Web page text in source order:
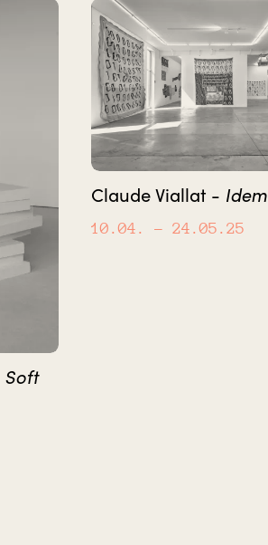
Soft
Claude Viallat - Idem
10.04. – 24.05.25